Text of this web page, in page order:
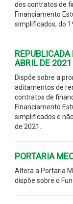
dos contratos de
Financiamento
simplificados, do
REPUBLICADA
ABRIL DE 2021
Dispõe sobre a
aditamentos de
contratos de
Financiamento
simplificados e
de 2021.
PORTARIA
Altera a Portaria
dispõe sobre o